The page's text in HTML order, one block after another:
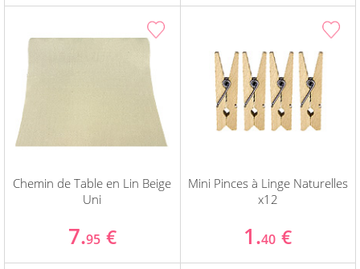
Chemin de Table en Lin Beige
Uni
7.95 €
Mini Pinces à Linge Naturelles
x12
1.40 €